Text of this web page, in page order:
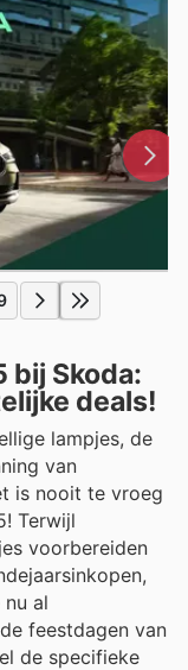
bij Skoda:
deals!
lampjes, de
van
is nooit te vroeg
Terwijl
voorbereiden
al
feestdagen van
de specifieke